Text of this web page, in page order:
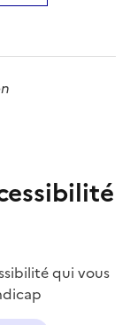
qui vous